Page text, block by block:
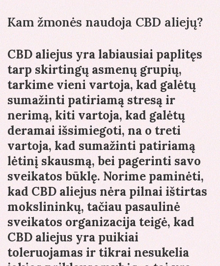
Kam žmonės naudoja CBD aliejų?
CBD aliejus yra labiausiai paplitęs
tarp skirtingų asmenų grupių,
tarkime vieni vartoja, kad galėtų
sumažinti patiriamą stresą ir
nerimą, kiti vartoja, kad galėtų
deramai išsimiegoti, na o treti
vartoja, kad sumažinti patiriamą
lėtinį skausmą, bei pagerinti savo
sveikatos būklę. Norime paminėti,
kad CBD aliejus nėra pilnai ištirtas
mokslininkų, tačiau pasaulinė
sveikatos organizacija teigė, kad
CBD aliejus yra puikiai
toleruojamas ir tikrai nesukelia